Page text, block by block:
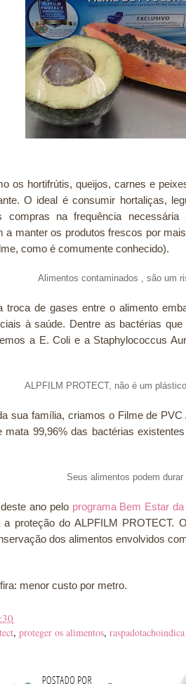
os hortifrútis, queijos, carnes e
O ideal é consumir hortaliças,
na frequência
a manter os produtos frescos por
como é comumente conhecido).
Alimentos contaminados , são um
troca de gases entre o alimento
à saúde. Dentre as bactérias
a E. Coli e a Staphylococcus
ALPFILM PROTECT, não é um
sua família, criamos o Filme de
mata 99,96% das bactérias
Seus alimentos podem durar
ano pelo programa Bem Estar
proteção do ALPFILM PROTECT.
dos alimentos envolvidos
menor custo por metro.
, proteger os alimentos, raspadotachoindica